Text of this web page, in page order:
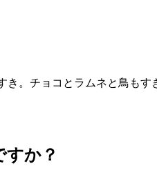
き。チョコとラムネと鳥もす
すか？